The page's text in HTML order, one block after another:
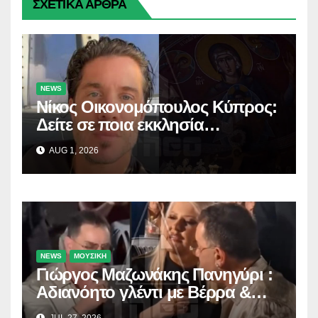
ΣΧΕΤΙΚΑ ΑΡΘΡΑ
NEWS
Νίκος Οικονομόπουλος Κύπρος:
Δείτε σε ποια εκκλησία
προσκύνησε!
AUG 1, 2026
NEWS ΜΟΥΣΙΚΗ
Γιώργος Μαζωνάκης Πανηγύρι :
Αδιανόητο γλέντι με Βέρρα &
Σαλέα